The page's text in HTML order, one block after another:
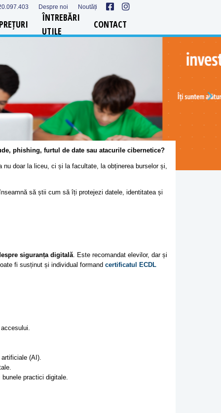
Despre noi Noutăți
ÎNTREBĂRI
UTILE
CONTACT
phishing, furtul de date sau atacurile cibernetice?
doar la liceu, ci și la facultate, la obținerea burselor și,
să știi cum să îți protejezi datele, identitatea și
siguranța digitală. Este recomandat elevilor, dar și
fi susținut și individual formand certificatul ECDL
(AI).
practici digitale.